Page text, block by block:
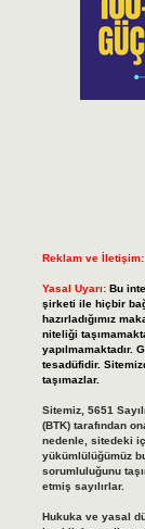
Reklam ve İletişim:
Yasal Uyarı: Bu
şirketi ile hiçbir
hazırladığımız
niteliği
yapılmamaktadır.
tesadüfidir.
taşımazlar.
Sitemiz, 5651
(BTK) tarafından
nedenle, sitedeki
yükümlülüğümüz
sorumluluğunu
etmiş sayılırlar.
Hukuka ve yasal